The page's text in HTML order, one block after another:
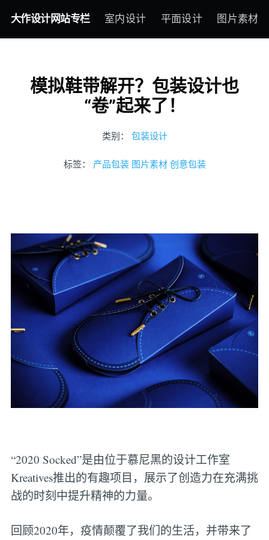
大作设计网站专栏 室内设计 平面设计 图片素材
模拟鞋带解开？包装设计也
“卷”起来了！
类别： 包装设计
标签： 产品包装 图片素材 创意包装
“2020 Socked”是由位于慕尼黑的设计工作室
Kreatives推出的有趣项目，展示了创造力在充满挑
战的时刻中提升精神的力量。
回顾2020年，疫情颠覆了我们的生活，并带来了